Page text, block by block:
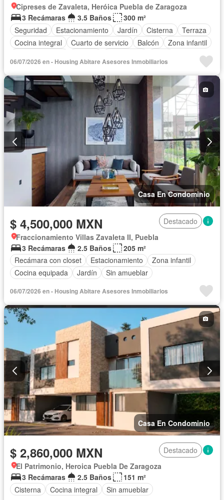
Cipreses de Zavaleta, Heróica Puebla de Zaragoza
3 Recámaras
3.5 Baños
300 m²
Seguridad
Estacionamiento Jardín Cisterna
Terraza
Cocina integral
Cuarto de servicio Balcón
Zona infantil
Cuarto de Limpieza
Gas natural
Recámara con closet
Caseta de vigilancia
Sin amueblar
06/07/2026 en - Housing Abitare Asesores Inmobiliarios
Casa En Condominio
$ 4,500,000 MXN
Destacado
Fraccionamiento Villas Zavaleta II, Puebla
3 Recámaras
2.5 Baños
205 m²
Recámara con closet
Estacionamiento
Zona infantil
Cocina equipada
Jardín Sin amueblar
06/07/2026 en - Housing Abitare Asesores Inmobiliarios
Casa En Condominio
$ 2,860,000 MXN
Destacado
El Patrimonio, Heroica Puebla De Zaragoza
3 Recámaras
2.5 Baños
151 m²
Cisterna
Cocina integral Sin amueblar